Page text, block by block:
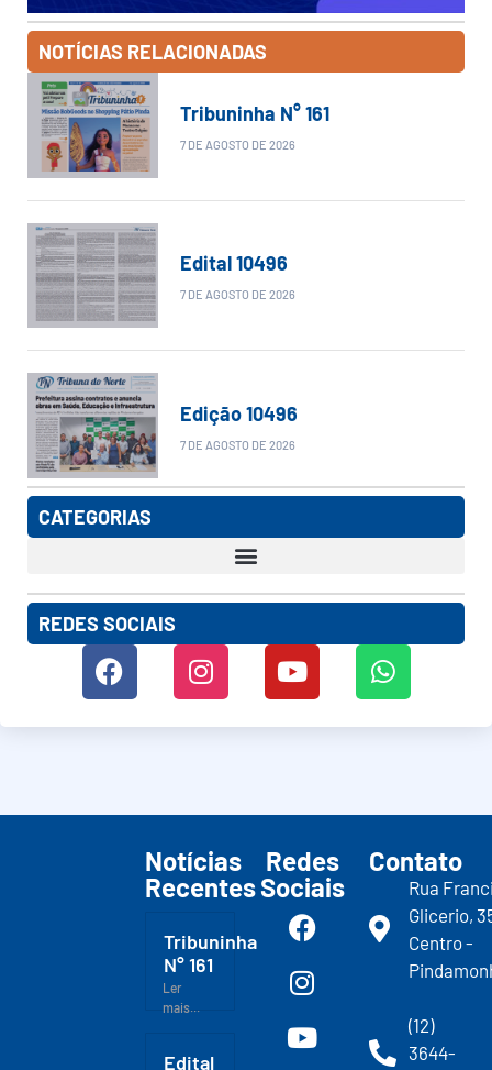
NOTÍCIAS RELACIONADAS
Tribuninha N° 161
7 DE AGOSTO DE 2026
Edital 10496
7 DE AGOSTO DE 2026
Edição 10496
7 DE AGOSTO DE 2026
CATEGORIAS
REDES SOCIAIS
Notícias
Recentes
Tribuninha
N° 161
Ler
mais...
Edital
Redes
Sociais
Contato
Rua
Glicerio,
Centro -
(12)
3644-